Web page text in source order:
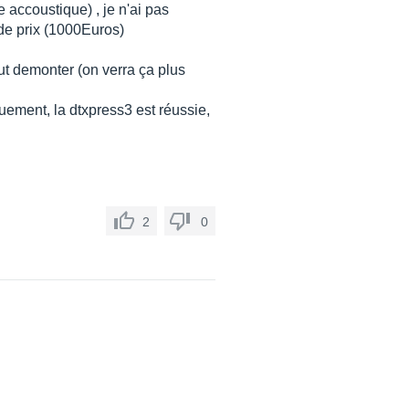
accoustique) , je n'ai pas
prix (1000Euros)
demonter (on verra ça plus
la dtxpress3 est réussie,
2 0